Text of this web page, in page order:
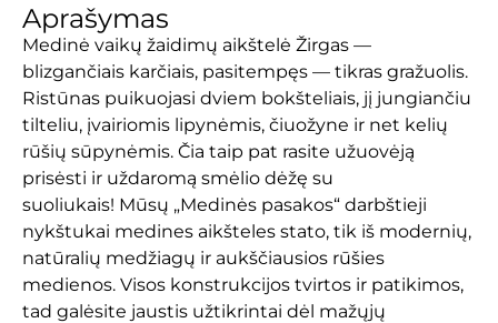
Aprašymas
Medinė vaikų žaidimų aikštelė Žirgas —
blizgančiais karčiais, pasitempęs — tikras gražuolis.
Ristūnas puikuojasi dviem bokšteliais, jį jungiančiu
tilteliu, įvairiomis lipynėmis, čiuožyne ir net kelių
rūšių sūpynėmis. Čia taip pat rasite užuovėją
prisėsti ir uždaromą smėlio dėžę su
suoliukais! Mūsų „Medinės pasakos“ darbštieji
nykštukai medines aikšteles stato, tik iš modernių,
natūralių medžiagų ir aukščiausios rūšies
medienos. Visos konstrukcijos tvirtos ir patikimos,
tad galėsite jaustis užtikrintai dėl mažųjų